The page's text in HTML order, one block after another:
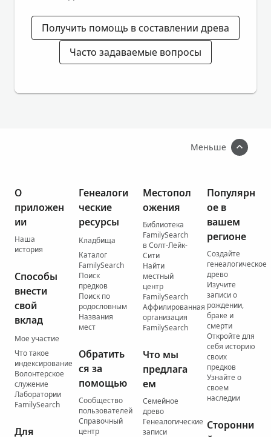
Получить помощь в составлении древа
Часто задаваемые вопросы
Меньше
О
приложен
ии
Наша
история
Способы
внести
свой
вклад
Мое участие
Что такое
индексирование
Волонтерское
служение
Лаборатории
FamilySearch
Для
Генеалоги
ческие
ресурсы
Кладбища
Каталог
FamilySearch
Поиск
предков
Поиск по
родословным
Названия
мест
Обратить
ся за
помощью
Сообщество
пользователей
Справочный
центр
Местопол
ожения
Библиотека
FamilySearch
в Солт-Лейк-
Сити
Найти
местный
центр
FamilySearch
Аффилированная
организация
FamilySearch
Что мы
предлага
ем
Семейное
древо
Генеалогические
записи
Популярн
ое в
вашем
регионе
Создайте
генеалогическое
древо
Изучите
записи о
рождении,
браке и
смерти
Откройте для
себя историю
своих
предков
Узнайте о
своем
наследии
Сторонни